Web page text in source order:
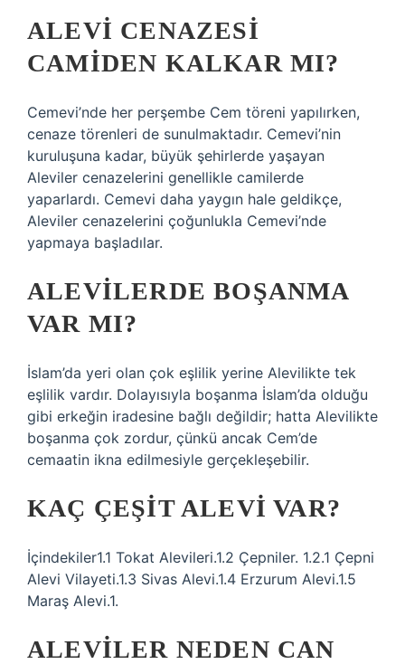
ALEVI CENAZESI
CAMIDEN KALKAR MI?
Cemevi’nde her perşembe Cem töreni yapılırken,
cenaze törenleri de sunulmaktadır. Cemevi’nin
kuruluşuna kadar, büyük şehirlerde yaşayan
Aleviler cenazelerini genellikle camilerde
yaparlardı. Cemevi daha yaygın hale geldikçe,
Aleviler cenazelerini çoğunlukla Cemevi’nde
yapmaya başladılar.
ALEVILERDE BOŞANMA
VAR MI?
İslam’da yeri olan çok eşlilik yerine Alevilikte tek
eşlilik vardır. Dolayısıyla boşanma İslam’da olduğu
gibi erkeğin iradesine bağlı değildir; hatta Alevilikte
boşanma çok zordur, çünkü ancak Cem’de
cemaatin ikna edilmesiyle gerçekleşebilir.
KAÇ ÇEŞIT ALEVI VAR?
İçindekiler1.1 Tokat Alevileri.1.2 Çepniler. 1.2.1 Çepni
Alevi Vilayeti.1.3 Sivas Alevi.1.4 Erzurum Alevi.1.5
Maraş Alevi.1.
ALEVILER NEDEN CAN